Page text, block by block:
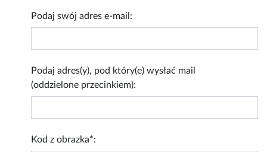
Podaj swój adres e-mail:
Podaj adres(y), pod który(e) wysłać mail
(oddzielone przecinkiem):
Kod z obrazka*: